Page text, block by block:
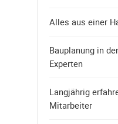
Alles aus einer
Bauplanung in
Experten
Langjährig
Mitarbeiter